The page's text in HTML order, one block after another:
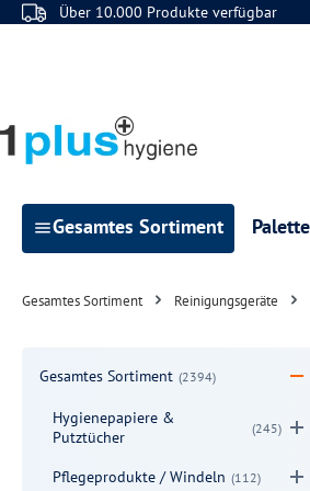
Hauptinhalt springen
Zur Suche springen
Zur Hauptnavigation springen
Über 10.000 Produkte verfügbar
Gesamtes Sortiment
Gesamtes Sortiment Reinigungsgeräte
Gesamtes Sortiment (2394)
Hygienepapiere &
Putztücher
(245)
Pflegeprodukte / Windeln (112)